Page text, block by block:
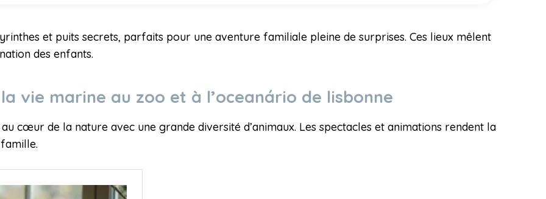
et puits secrets, parfaits pour une aventure familiale pleine de surprises. Ces lieux mêlent
des enfants.
vie marine au zoo et à l’oceanário de lisbonne
cœur de la nature avec une grande diversité d’animaux. Les spectacles et animations rendent la